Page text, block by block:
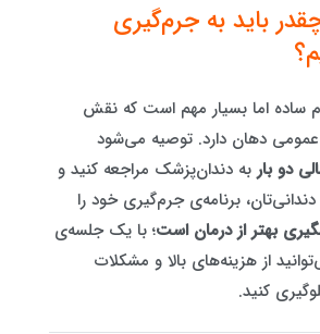
باید به جرم‌گیری
ساده اما بسیار مهم است که نقش
دهان دارد. توصیه می‌شود
دو باربه دندان‌پزشک مراجعه کنید و
برنامه‌ی جرم‌گیری خود را
بهتر از درمان است؛ با یک جلسه‌ی
از هزینه‌های بالا و مشکلات
کنید.